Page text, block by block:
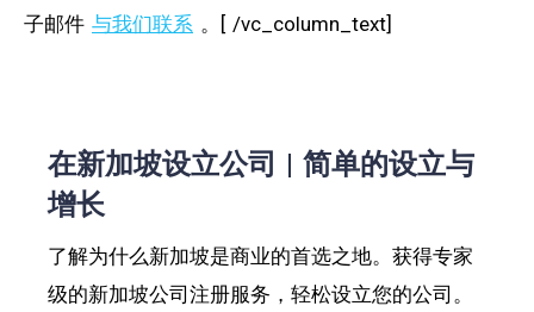
子邮件 与我们联系 。[ /vc_column_text]
在新加坡设立公司 | 简单的设立与
增长
了解为什么新加坡是商业的首选之地。获得专家
级的新加坡公司注册服务，轻松设立您的公司。